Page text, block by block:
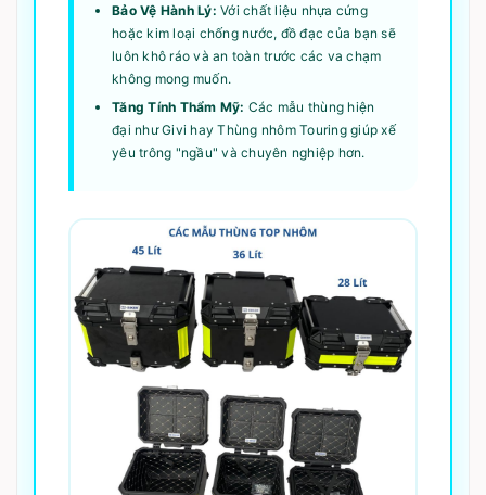
Bảo Vệ Hành Lý: Với chất liệu nhựa cứng
hoặc kim loại chống nước, đồ đạc của bạn sẽ
luôn khô ráo và an toàn trước các va chạm
không mong muốn.
Tăng Tính Thẩm Mỹ: Các mẫu thùng hiện
đại như Givi hay Thùng nhôm Touring giúp xế
yêu trông "ngầu" và chuyên nghiệp hơn.